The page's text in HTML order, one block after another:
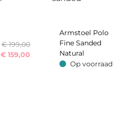
€ 199,00
€ 159,00
Armstoel Polo
Fine Sanded
Natural
Op voorraad
Op voorraad